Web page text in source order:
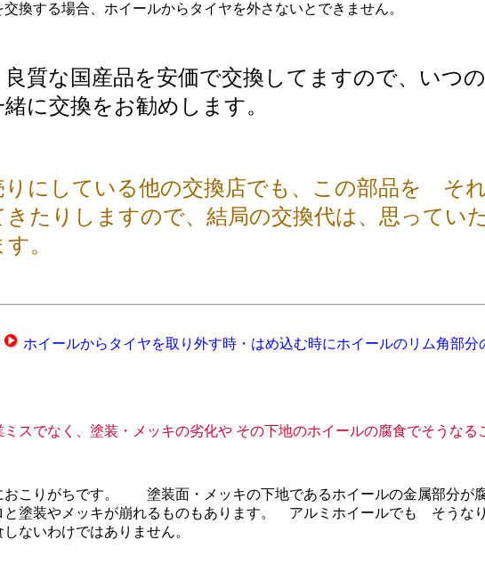
換する場合、ホイールからタイヤを外さないとできません。
良質な国産品を安価で交換してますので、いつ
に交換をお勧めします。
りにしている他の交換店でも、この部品を そ
きたりしますので、結局の交換代は、思ってい
。
ホイールからタイヤを取り外す時・はめ込む時にホイールのリム角部
ミスでなく、塗装・メッキの劣化や その下地のホイールの腐食でそうなる
おこりがちです。 塗装面・メッキの下地であるホイールの金属部分が
塗装やメッキが崩れるものもあります。 アルミホイールでも そうな
ないわけではありません。